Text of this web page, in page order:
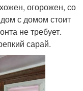
огорожен, со
с домом стоит
не требует.
сарай.